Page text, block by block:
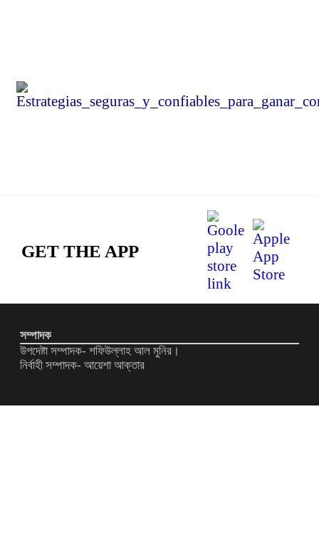
GET THE APP
সম্পাদক
উপদেষ্টা সম্পাদক- শফিউল্লাহ আল মুনির।
নির্বাহী সম্পাদক- আয়েশা আক্তার